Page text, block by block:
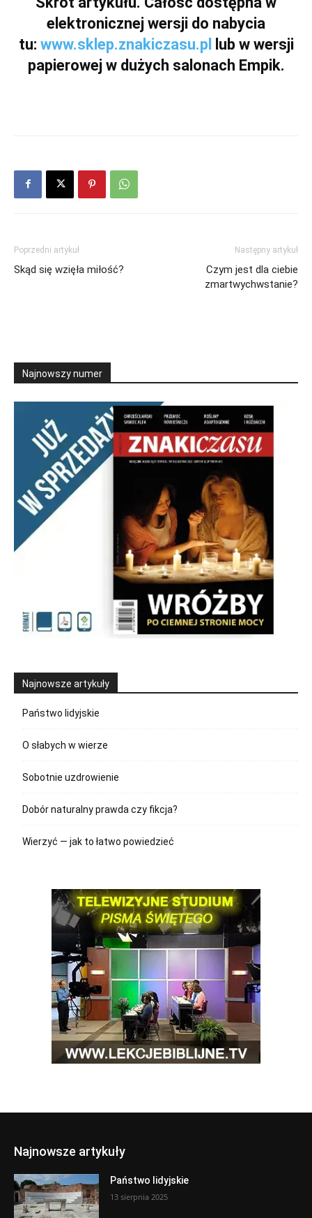
elektronicznej wersji do nabycia
tu: www.sklep.znakiczasu.pl
lub w wersji
papierowej w dużych salonach Empik.
Poprzedni artykuł
Skąd się wzięła miłość?
Następny artykuł
Czym jest dla ciebie
zmartwychwstanie?
Najnowszy numer
Najnowsze artykuły
Państwo lidyjskie
O słabych w wierze
Sobotnie uzdrowienie
Dobór naturalny prawda czy fikcja?
Wierzyć — jak to łatwo powiedzieć
Najnowsze artykuły
Państwo lidyjskie
13 sierpnia 2025